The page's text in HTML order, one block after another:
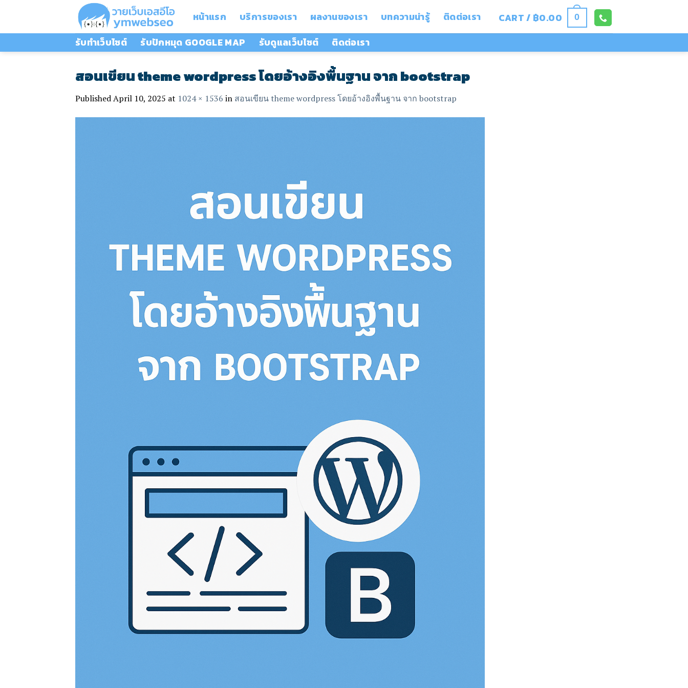
content
หน้าแรก บริการของเรา ผลงานของเรา บทความน่ารู้ ติดต่อเรา CART / ฿0.00 0
รับทำเว็บไซต์ รับปักหมุด GOOGLE MAP รับดูแลเว็บไซต์ ติดต่อเรา
สอนเขียน theme wordpress โดยอ้างอิงพื้นฐาน จาก bootstrap
PublishedApril 10, 2025 at 1024 × 1536 in สอนเขียน theme wordpress โดยอ้างอิงพื้นฐาน จาก bootstrap